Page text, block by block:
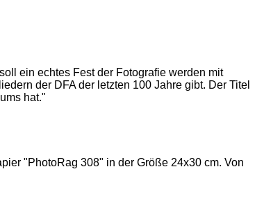
ein echtes Fest der Fotografie werden mit
der DFA der letzten 100 Jahre gibt. Der Titel
hat."
"PhotoRag 308" in der Größe 24x30 cm. Von